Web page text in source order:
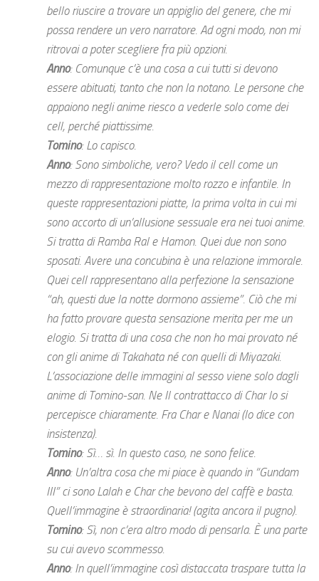
bello riuscire a trovare un appiglio del genere, che mi
possa rendere un vero narratore. Ad ogni modo, non mi
ritrovai a poter scegliere fra più opzioni.
Anno: Comunque c’è una cosa a cui tutti si devono
essere abituati, tanto che non la notano. Le persone che
appaiono negli anime riesco a vederle solo come dei
cell, perché piattissime.
Tomino: Lo capisco.
Anno: Sono simboliche, vero? Vedo il cell come un
mezzo di rappresentazione molto rozzo e infantile. In
queste rappresentazioni piatte, la prima volta in cui mi
sono accorto di un’allusione sessuale era nei tuoi anime.
Si tratta di Ramba Ral e Hamon. Quei due non sono
sposati. Avere una concubina è una relazione immorale.
Quei cell rappresentano alla perfezione la sensazione
“ah, questi due la notte dormono assieme”. Ciò che mi
ha fatto provare questa sensazione merita per me un
elogio. Si tratta di una cosa che non ho mai provato né
con gli anime di Takahata né con quelli di Miyazaki.
L’associazione delle immagini al sesso viene solo dagli
anime di Tomino-san. Ne Il contrattacco di Char lo si
percepisce chiaramente. Fra Char e Nanai (lo dice con
insistenza).
Tomino: Sì… sì. In questo caso, ne sono felice.
Anno: Un’altra cosa che mi piace è quando in “Gundam
III” ci sono Lalah e Char che bevono del caffè e basta.
Quell’immagine è straordinaria! (agita ancora il pugno).
Tomino: Sì, non c’era altro modo di pensarla. È una parte
su cui avevo scommesso.
Anno: In quell’immagine così distaccata traspare tutta la